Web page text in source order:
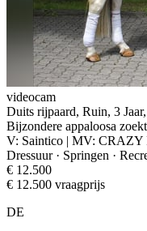
videocam
Duits rijpaard, Ruin, 3
Bijzondere appaloosa
V: Saintico | MV: CRAZY
Dressuur · Springen ·
€ 12.500
€ 12.500 vraagprijs
DE